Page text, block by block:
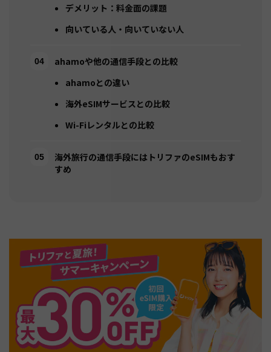
デメリット：料金面の課題
向いている人・向いていない人
ahamoや他の通信手段との比較
ahamoとの違い
海外eSIMサービスとの比較
Wi-Fiレンタルとの比較
海外旅行の通信手段にはトリファのeSIMもおす
すめ